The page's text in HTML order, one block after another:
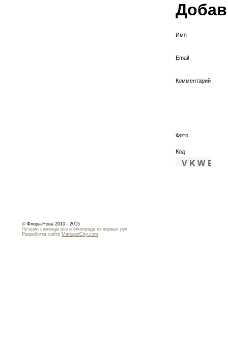
Имя
Email
Комментарий
Фото
Код
© Флора-Нова 2010 - 2015
Лучшие саженцы роз и винограда из первых рук
Разработка сайта MariupolCity.com